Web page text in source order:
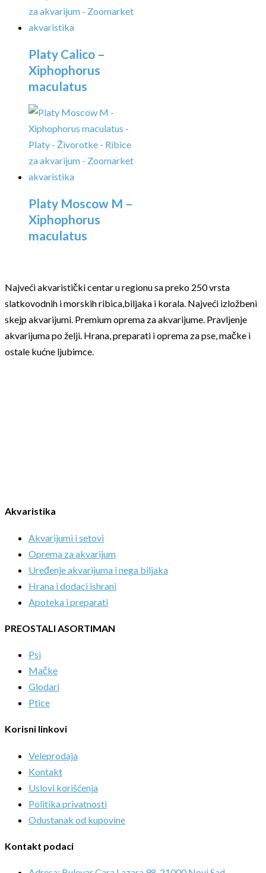
Platy Calico –
Xiphophorus
maculatus
Platy Moscow M –
Xiphophorus
maculatus
Najveći akvaristički centar u regionu sa preko 250 vrsta
slatkovodnih i morskih ribica,biljaka i korala. Najveći izložbeni
skejp akvarijumi. Premium oprema za akvarijume. Pravljenje
akvarijuma po želji. Hrana, preparati i oprema za pse, mačke i
ostale kućne ljubimce.
Akvaristika
Akvarijumi i setovi
Oprema za akvarijum
Uređenje akvarijuma i nega biljaka
Hrana i dodaci ishrani
Apoteka i preparati
PREOSTALI ASORTIMAN
Psi
Mačke
Glodari
Ptice
Korisni linkovi
Veleprodaja
Kontakt
Uslovi korišćenja
Politika privatnosti
Odustanak od kupovine
Kontakt podaci